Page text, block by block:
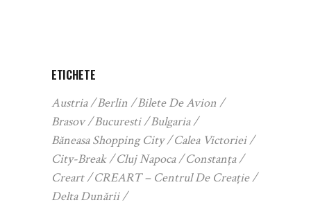
ETICHETE
Austria Berlin
Bilete De Avion
Brasov
Bucuresti
Bulgaria
Băneasa Shopping City
Calea Victoriei
City-Break
Cluj Napoca
Constanța
Creart
CREART – Centrul De Creație
Delta Dunării